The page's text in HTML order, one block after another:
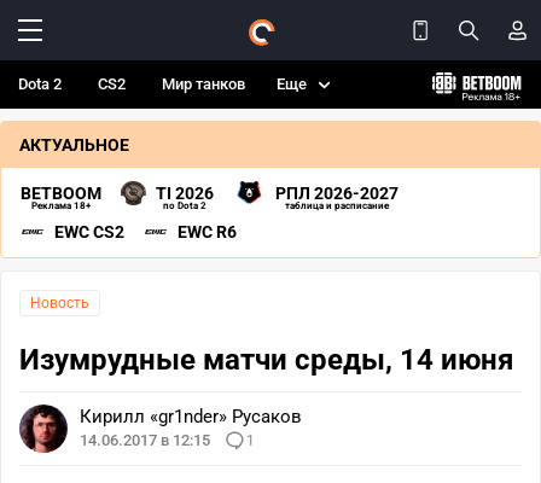
Dota 2 CS2 Мир танков Еще
АКТУАЛЬНОЕ
BETBOOM
Реклама 18+
TI 2026
по Dota 2
РПЛ 2026-2027
таблица и расписание
EWC CS2 EWC R6
Новость
Изумрудные матчи среды, 14 июня
Кирилл «gr1nder» Русаков
14.06.2017 в 12:15 1